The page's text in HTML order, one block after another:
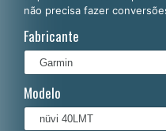
Français
Polski
não precisa fazer
Fabricante
Modelo